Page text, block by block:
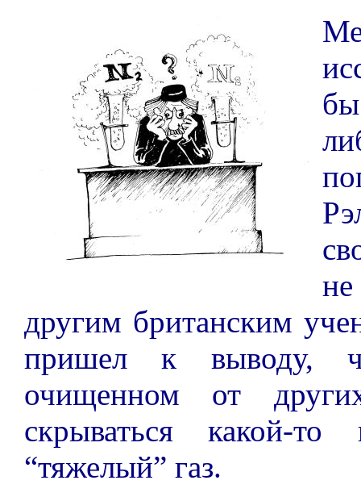
другим британским
пришел к выводу,
очищенном от
скрываться какой-
“тяжелый” газ.